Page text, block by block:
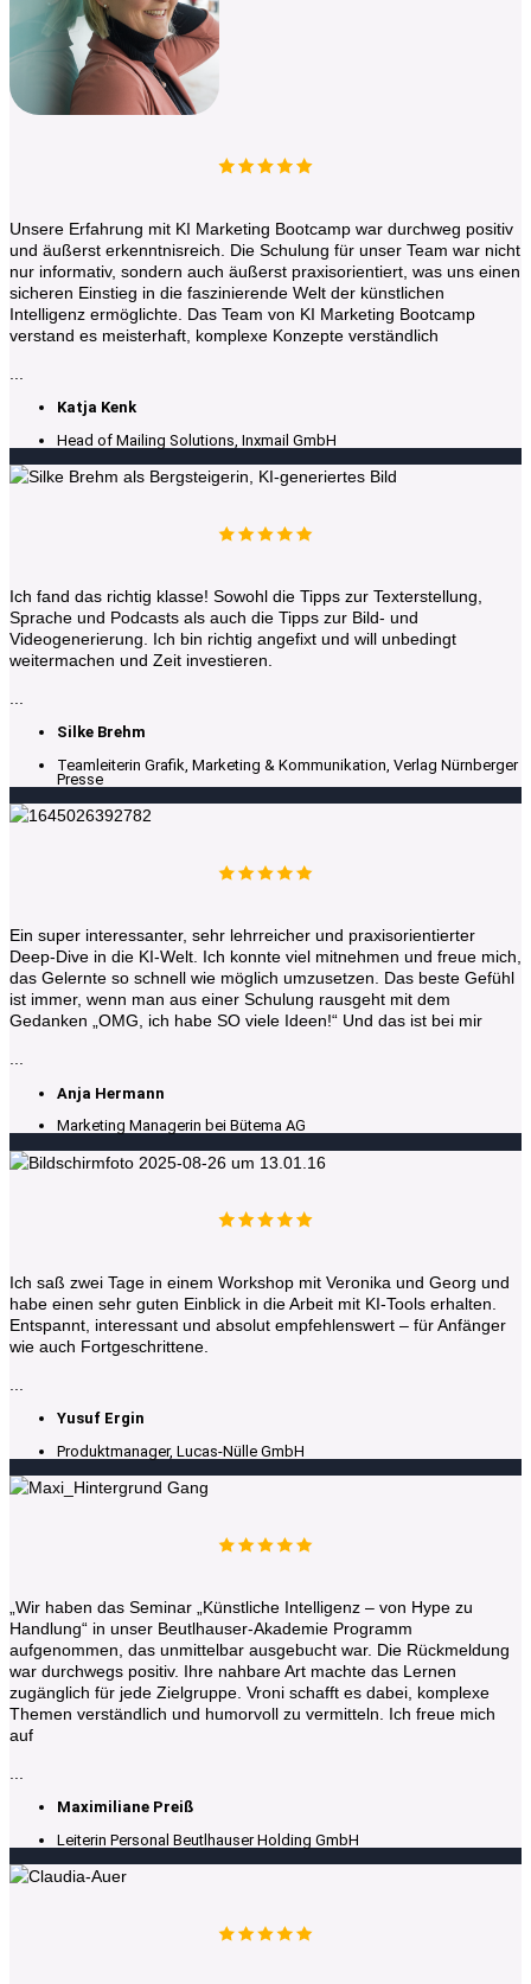
Unsere Erfahrung mit KI Marketing Bootcamp war durchweg positiv
und äußerst erkenntnisreich. Die Schulung für unser Team war nicht
nur informativ, sondern auch äußerst praxisorientiert, was uns einen
sicheren Einstieg in die faszinierende Welt der künstlichen
Intelligenz ermöglichte. Das Team von KI Marketing Bootcamp
verstand es meisterhaft, komplexe Konzepte verständlich
Katja Kenk
Head of Mailing Solutions, Inxmail GmbH
Ich fand das richtig klasse! Sowohl die Tipps zur Texterstellung,
Sprache und Podcasts als auch die Tipps zur Bild- und
Videogenerierung. Ich bin richtig angefixt und will unbedingt
weitermachen und Zeit investieren.
Silke Brehm
Teamleiterin Grafik, Marketing & Kommunikation, Verlag Nürnberger
Presse
Ein super interessanter, sehr lehrreicher und praxisorientierter
Deep-Dive in die KI-Welt. Ich konnte viel mitnehmen und freue mich,
das Gelernte so schnell wie möglich umzusetzen. Das beste Gefühl
ist immer, wenn man aus einer Schulung rausgeht mit dem
Gedanken „OMG, ich habe SO viele Ideen!“ Und das ist bei mir
...
Anja Hermann
Marketing Managerin bei Bütema AG
Ich saß zwei Tage in einem Workshop mit Veronika und Georg und
habe einen sehr guten Einblick in die Arbeit mit KI-Tools erhalten.
Entspannt, interessant und absolut empfehlenswert – für Anfänger
wie auch Fortgeschrittene.
Yusuf Ergin
Produktmanager, Lucas-Nülle GmbH
„Wir haben das Seminar „Künstliche Intelligenz – von Hype zu
Handlung“ in unser Beutlhauser-Akademie Programm
aufgenommen, das unmittelbar ausgebucht war. Die Rückmeldung
war durchwegs positiv. Ihre nahbare Art machte das Lernen
zugänglich für jede Zielgruppe. Vroni schafft es dabei, komplexe
Themen verständlich und humorvoll zu vermitteln. Ich freue mich
auf
Maximiliane Preiß
Leiterin Personal Beutlhauser Holding GmbH